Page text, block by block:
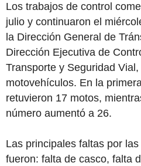
Los trabajos de control
julio y continuaron el
la Dirección General de
Dirección Ejecutiva de
Transporte y Seguridad
motovehículos. En la
retuvieron 17 motos,
número aumentó a 26.
Las principales faltas por
fueron: falta de casco, falta